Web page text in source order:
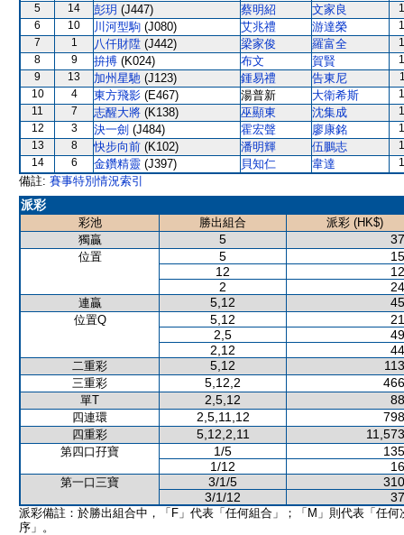
5
14 彭玥 (J447) 蔡明紹 文家良
6
10 川河型駒 (J080) 艾兆禮 游達榮
7
1 八仟財陞 (J442) 梁家俊 羅富全
8
9 拚搏 (K024) 布文 賀賢
9
13 加州星馳 (J123) 鍾易禮 告東尼
10
4 東方飛影 (E467) 湯普新 大衛希斯
11
7 志醒大將 (K138) 巫顯東 沈集成
12
3 決一劍 (J484) 霍宏聲 廖康銘
13
8 快步向前 (K102) 潘明輝 伍鵬志
14
6 金鑽精靈 (J397) 貝知仁 韋達
備註: 賽事特別情況索引
派彩
彩池 勝出組合
派彩 (HK$)
獨贏
5
位置 5
12
2
連贏 5,12
位置Q 5,12
2,5
2,12
二重彩 5,12
三重彩 5,12,2
單T 2,5,12
四連環 2,5,11,12
四重彩 5,12,2,11
第四口孖寶 1/5
1/12
第一口三寶 3/1/5
3/1/12
派彩備註：於勝出組合中，「F」代表「任何組合」；「M」則代表「任何
序」。